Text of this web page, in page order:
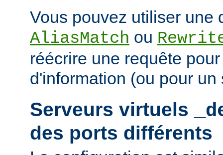
Vous pouvez utiliser une
AliasMatch ou
réécrire une requête
d'information (ou pour un
Serveurs virtuels
des ports différents